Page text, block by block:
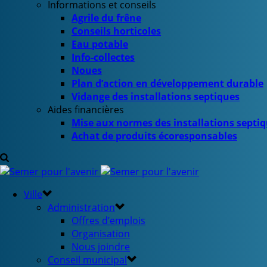
Informations et conseils
Agrile du frêne
Conseils horticoles
Eau potable
Info-collectes
Noues
Plan d’action en développement durable
Vidange des installations septiques
Aides financières
Mise aux normes des installations
Achat de produits écoresponsables
Ville
Administration
Offres d’emplois
Organisation
Nous joindre
Conseil municipal